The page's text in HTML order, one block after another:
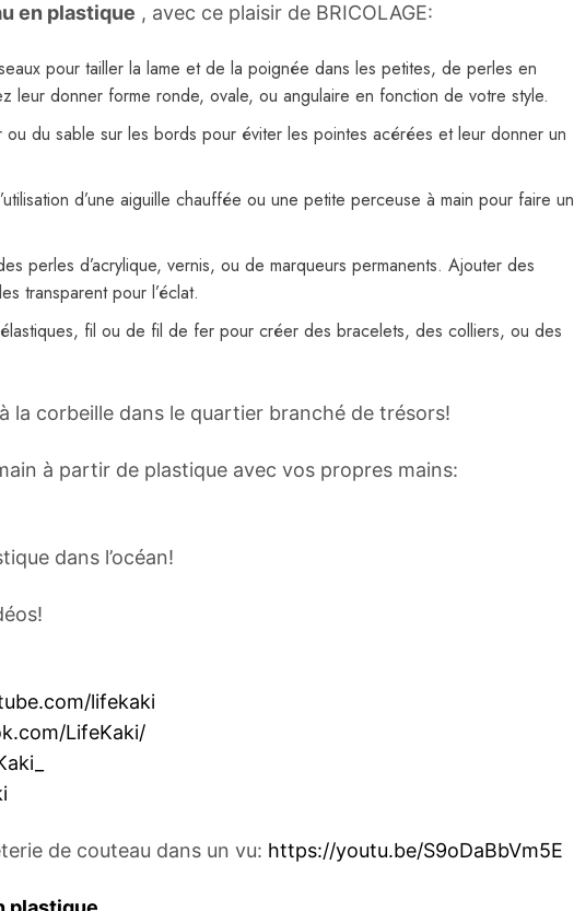
en plastique , avec ce plaisir de BRICOLAGE:
pour tailler la lame et de la poignée dans les petites, de perles en
leur donner forme ronde, ovale, ou angulaire en fonction de votre style.
ou du sable sur les bords pour éviter les pointes acérées et leur donner un
d’une aiguille chauffée ou une petite perceuse à main pour faire un
perles d’acrylique, vernis, ou de marqueurs permanents. Ajouter des
transparent pour l’éclat.
fil ou de fil de fer pour créer des bracelets, des colliers, ou des
corbeille dans le quartier branché de trésors!
à partir de plastique avec vos propres mains:
dans l’océan!
lifekaki
LifeKaki/
de couteau dans un vu: https://youtu.be/S9oDaBbVm5E